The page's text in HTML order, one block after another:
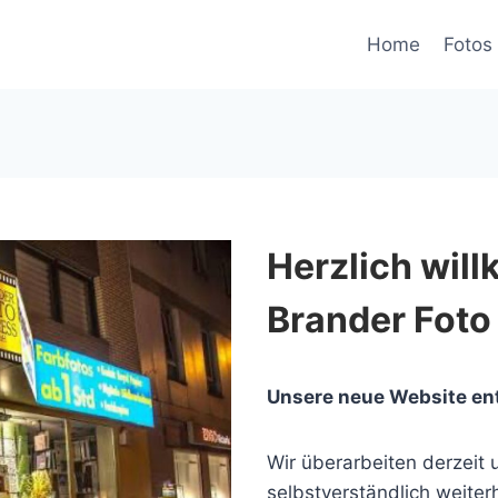
Home
Herzlich
Brander
Unsere neue Website
Wir überarbeiten derzeit
selbstverständlich